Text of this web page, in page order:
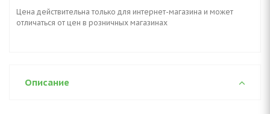
Цена действительна только для интернет-магазина и может
отличаться от цен в розничных магазинах
Описание